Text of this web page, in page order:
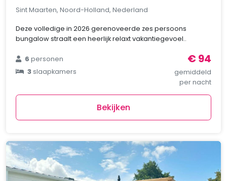
Sint Maarten, Noord-Holland, Nederland
Deze volledige in 2026 gerenoveerde zes persoons
bungalow straalt een heerlijk relaxt vakantiegevoel..
6personen
3slaapkamers
€ 94
gemiddeld
per nacht
Bekijken